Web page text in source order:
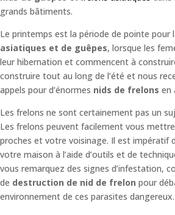
grands bâtiments.
Le printemps est la période de pointe pour
asiatiques et de guêpes, lorsque les
leur hibernation et commencent à
construire tout au long de l’été et nous
appels pour d’énormes nids de frelons en
Les frelons ne sont certainement pas un
Les frelons peuvent facilement vous
proches et votre voisinage. Il est impératif
votre maison à l’aide d’outils et de
vous remarquez des signes d’infestation,
de destruction de nid de frelon pour
environnement de ces parasites dangereux.